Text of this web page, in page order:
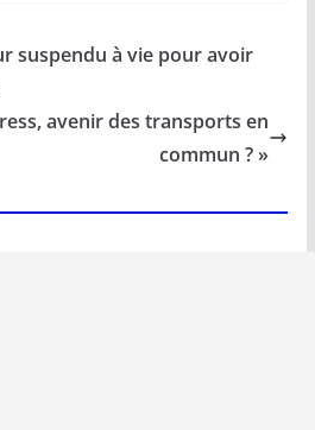
e
n
y
n
g
suspendu à vie pour avoir
avenir des transports en
commun ? »